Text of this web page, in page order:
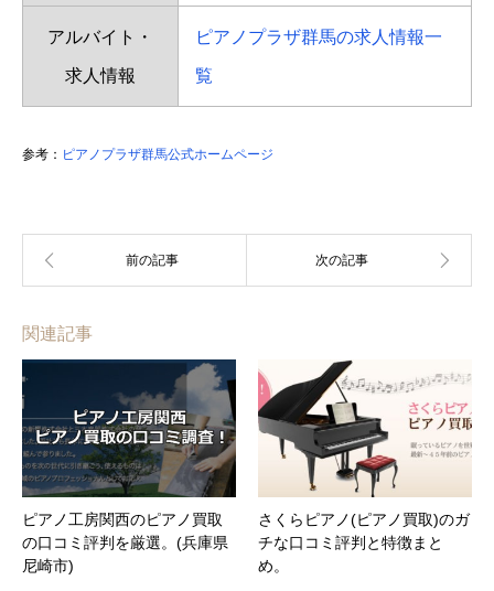
アルバイト・
求人情報
ピアノプラザ群馬の求人情報一
覧
参考： ピアノプラザ群馬公式ホームページ
関連記事
ピアノ工房関西のピアノ買取
の口コミ評判を厳選。(兵庫県
尼崎市)
さくらピアノ(ピアノ買取)のガ
チな口コミ評判と特徴まと
め。